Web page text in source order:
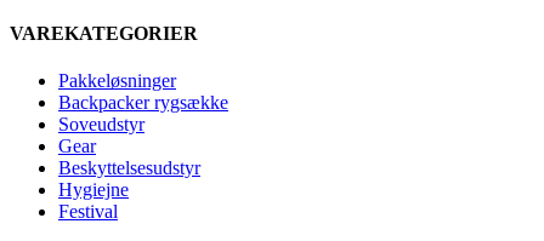
VAREKATEGORIER
Pakkeløsninger
Backpacker rygsække
Soveudstyr
Gear
Beskyttelsesudstyr
Hygiejne
Festival